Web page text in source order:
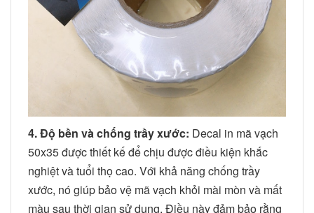
4. Độ bền và chống trầy xước: Decal in mã vạch
50x35 được thiết kế để chịu được điều kiện khắc
nghiệt và tuổi thọ cao. Với khả năng chống trầy
xước, nó giúp bảo vệ mã vạch khỏi mài mòn và mất
màu sau thời gian sử dụng. Điều này đảm bảo rằng